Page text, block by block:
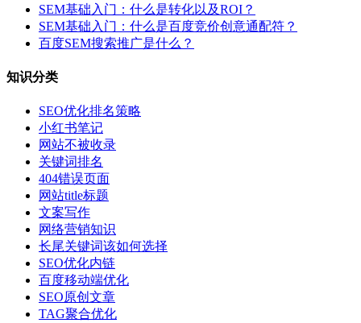
SEM基础入门：什么是转化以及ROI？
SEM基础入门：什么是百度竞价创意通配符？
百度SEM搜索推广是什么？
知识分类
SEO优化排名策略
小红书笔记
网站不被收录
关键词排名
404错误页面
网站title标题
文案写作
网络营销知识
长尾关键词该如何选择
SEO优化内链
百度移动端优化
SEO原创文章
TAG聚合优化